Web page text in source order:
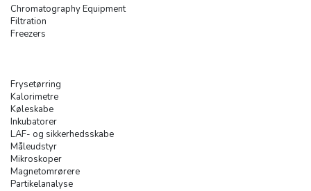
Chromatography Equipment
Filtration
Freezers
Frysetørring
Kalorimetre
Køleskabe
Inkubatorer
LAF- og sikkerhedsskabe
Måleudstyr
Mikroskoper
Magnetomrørere
Partikelanalyse